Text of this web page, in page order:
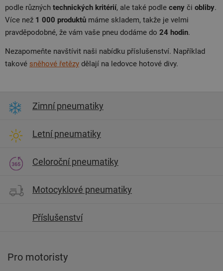
podle různých technických kritérií, ale také podle ceny či obliby.
Více než 1 000 produktů máme skladem, takže je velmi
pravděpodobné, že vám vaše pneu dodáme do 24 hodin.
Nezapomeňte navštívit naši nabídku příslušenství. Například
takové sněhové řetězy dělají na ledovce hotové divy.
Zimní pneumatiky
Letní pneumatiky
Celoroční pneumatiky
Motocyklové pneumatiky
Příslušenství
Pro motoristy